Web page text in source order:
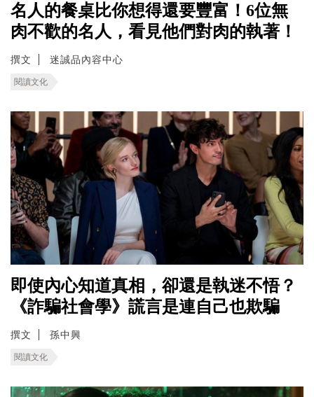
名人的餐桌比你想得還要豐富！6位無
肉不歡的名人，看見他們對肉的執著！
撰文 迷誠品內容中心
閱讀文化
即使內心知道真相，卻還是執迷不悟？
《詐騙社會學》謊言是連自己也欺騙
撰文 孫中興
閱讀文化